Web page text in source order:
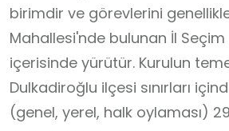
birimdir ve görevlerini
Mahallesi'nde bulunan İl Seçim
içerisinde yürütür. Kurulun
Dulkadiroğlu ilçesi sınırları
(genel, yerel, halk oylaması)